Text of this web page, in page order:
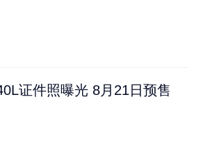
证件照曝光 8月21日预售